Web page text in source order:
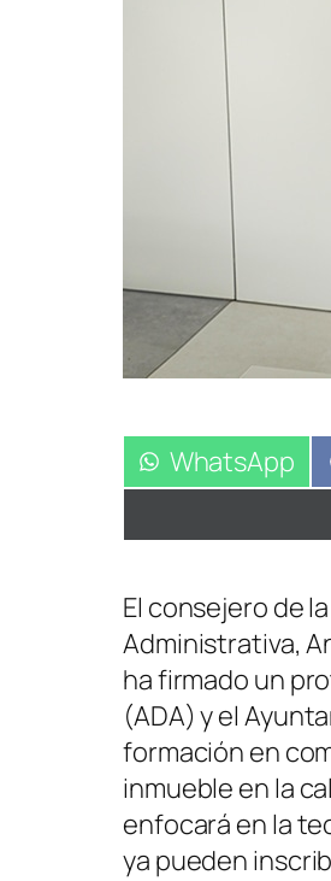
Compartir
en
WhatsApp
El consejero de
Administrativa,
ha firmado un
(ADA) y el
formación en
inmueble en la
enfocará en la
ya pueden